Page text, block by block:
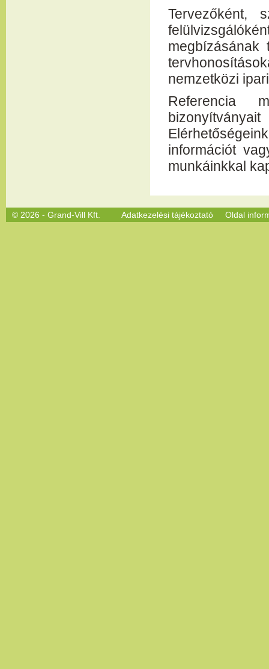
Tervezőként,
megbízásának
nemzetközi
Referencia
információt
munkáinkkal
© 2026 - Grand-Vill Kft. Adatkezelési tájékoztató Oldal